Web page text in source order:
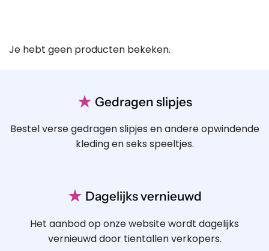
Je hebt geen producten bekeken.
★ Gedragen slipjes
Bestel verse gedragen slipjes en andere opwindende
kleding en seks speeltjes.
★ Dagelijks vernieuwd
Het aanbod op onze website wordt dagelijks
vernieuwd door tientallen verkopers.